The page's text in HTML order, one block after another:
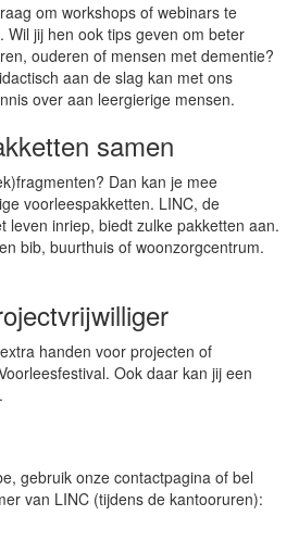
om workshops of webinars te
jij hen ook tips geven om beter
ouderen of mensen met dementie?
aan de slag kan met ons
over aan leergierige mensen.
samen
Dan kan je mee
voorleespakketten. LINC, de
leven inriep, biedt zulke pakketten aan.
bib, buurthuis of woonzorgcentrum.
handen voor projecten of
Ook daar kan jij een
gebruik onze contactpagina of bel
van LINC (tijdens de kantooruren):